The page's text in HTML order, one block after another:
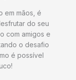
em mãos, é
do seu
com amigos e
o desafio
é possível